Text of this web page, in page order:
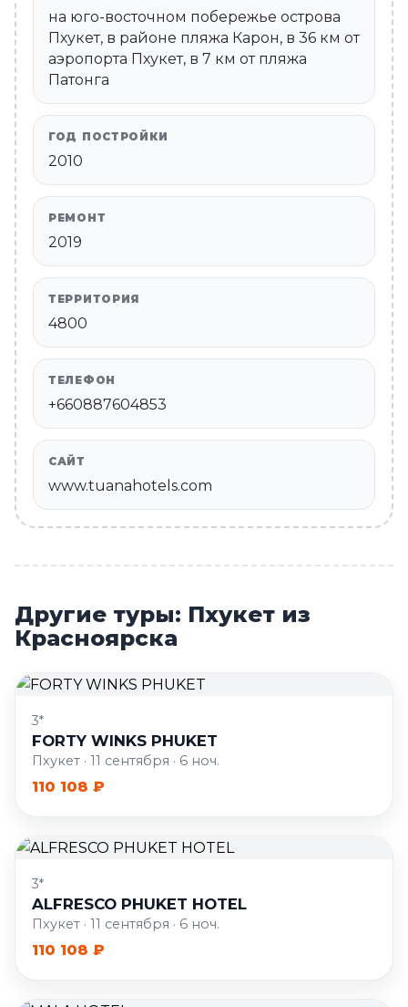
на юго-восточном побережье острова
Пхукет, в районе пляжа Карон, в 36 км от
аэропорта Пхукет, в 7 км от пляжа
Патонга
ГОД ПОСТРОЙКИ
2010
РЕМОНТ
2019
ТЕРРИТОРИЯ
4800
ТЕЛЕФОН
+660887604853
САЙТ
www.tuanahotels.com
Другие туры: Пхукет из
Красноярска
3*
FORTY WINKS PHUKET
Пхукет · 11 сентября · 6 ноч.
110 108 ₽
3*
ALFRESCO PHUKET HOTEL
Пхукет · 11 сентября · 6 ноч.
110 108 ₽